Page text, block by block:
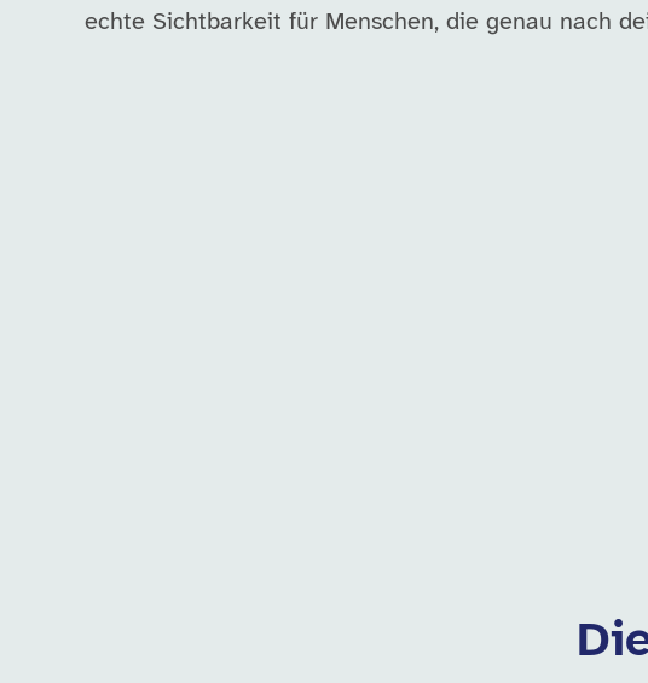
echte Sichtbarkeit für Menschen, die genau nach
Unsere Arbeitgeber in